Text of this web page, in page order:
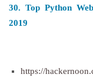
30. Top Python
2019
https://